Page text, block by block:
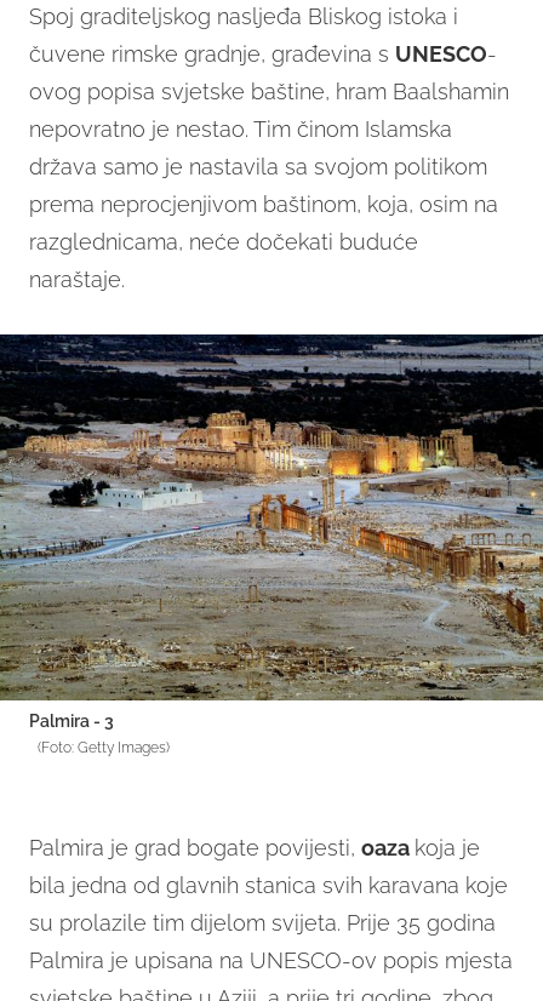
Spoj graditeljskog nasljeđa Bliskog istoka i
čuvene rimske gradnje, građevina s UNESCO-
ovog popisa svjetske baštine, hram Baalshamin
nepovratno je nestao. Tim činom Islamska
država samo je nastavila sa svojom politikom
prema neprocjenjivom baštinom, koja, osim na
razglednicama, neće dočekati buduće
naraštaje.
Palmira - 3
(Foto: Getty Images)
Palmira je grad bogate povijesti, oaza koja je
bila jedna od glavnih stanica svih karavana koje
su prolazile tim dijelom svijeta. Prije 35 godina
Palmira je upisana na UNESCO-ov popis mjesta